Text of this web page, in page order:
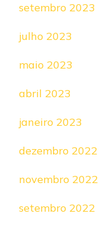
setembro 2023
julho 2023
maio 2023
abril 2023
janeiro 2023
dezembro 2022
novembro 2022
setembro 2022